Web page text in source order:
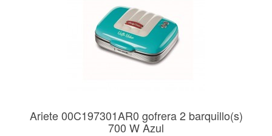
Ariete 00C197301AR0 gofrera 2 barquillo(s)
700 W Azul